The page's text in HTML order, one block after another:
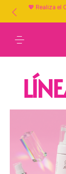
💖 Realiza el